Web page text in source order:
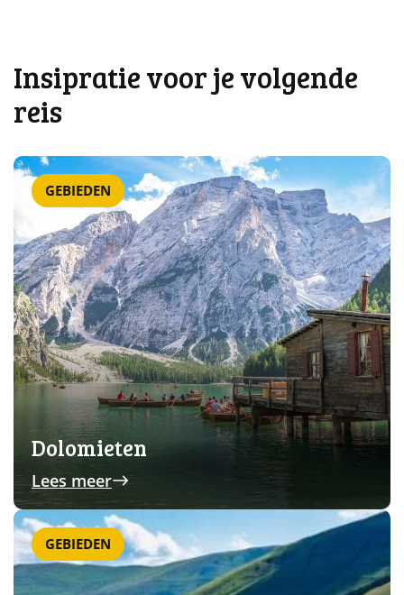
Insipratie voor je volgende
reis
GEBIEDEN
Dolomieten
Lees meer
GEBIEDEN